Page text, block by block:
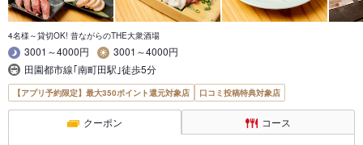
4名様～貸切OK! 昔ながらのTHE大衆酒場
3001～4000円
3001～4000円
田園都市線｢南町田駅｣徒歩5分
【アプリ予約限定】最大350ポイント還元対象店 口コミ投稿特典対象店
クーポン コース